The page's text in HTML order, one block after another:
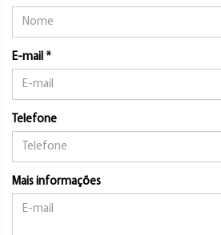
E-mail *
Telefone
Mais informações